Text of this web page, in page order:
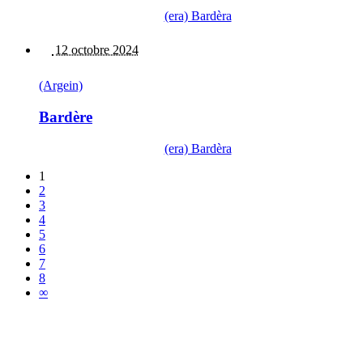
(era) Bardèra
12 octobre 2024
(Argein)
Bardère
(era) Bardèra
1
2
3
4
5
6
7
8
∞